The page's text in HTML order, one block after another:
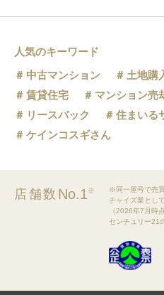
人気のキーワード
中古マンション
土地購
賃貸住宅
マンション売
リースバック
住まいる
ケインコスギさん
店舗数 No.1※
※同一屋号で売
チャイズ業とし
（2026年7月時
センチュリー21